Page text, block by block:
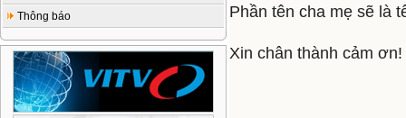
Thông báo
Phần tên cha mẹ sẽ là
Xin chân thành cảm ơn!